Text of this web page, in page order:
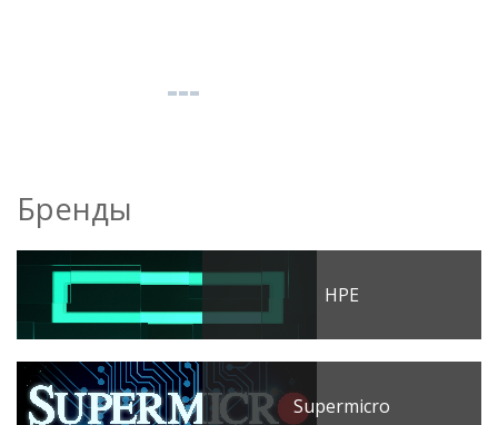
Бренды
HPE
Supermicro